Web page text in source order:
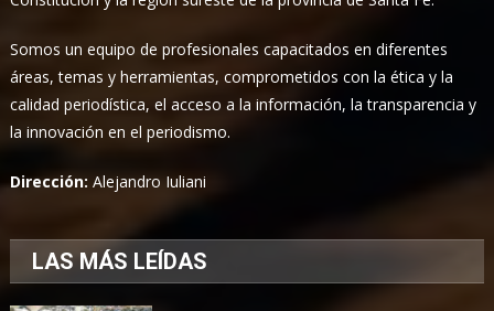
Somos un equipo de profesionales capacitados en diferentes
áreas, temas y herramientas, comprometidos con la ética y la
calidad periodística, el acceso a la información, la transparencia y
la innovación en el periodismo.
Dirección:Alejandro Iuliani
LAS MÁS LEÍDAS